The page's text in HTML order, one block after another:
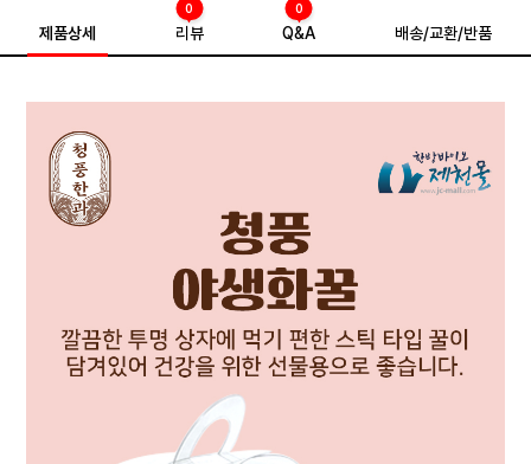
제품상세 리뷰
0
Q&A
0
배송/교환/반품